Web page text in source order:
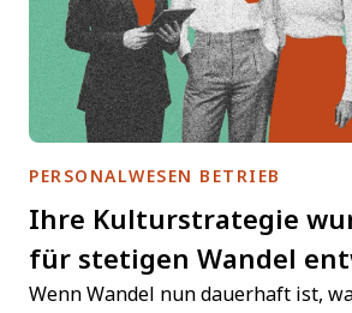
PERSONALWESEN BETRIEB
Ihre Kulturstrategie
für stetigen Wandel
Wenn Wandel nun dauerhaft ist,